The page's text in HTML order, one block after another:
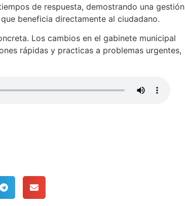
de respuesta, demostrando una gestión
beneficia directamente al ciudadano.
Los cambios en el gabinete municipal
rápidas y practicas a problemas urgentes,